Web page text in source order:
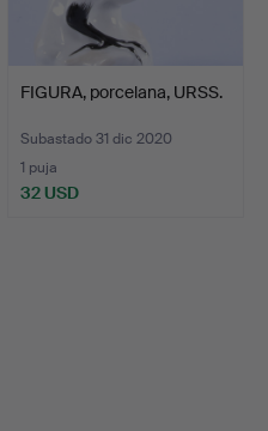
FIGURA, porcelana, URSS.
Subastado 31 dic 2020
1 puja
32 USD